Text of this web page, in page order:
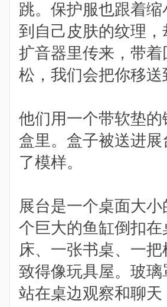
跳。保护服也跟着
到自己皮肤的纹理
扩音器里传来，带
松，我们会把你移送
他们用一个带软垫
盒里。盒子被送进
了模样。
展台是一个桌面大
个巨大的鱼缸倒扣
床、一张书桌、一
致得像玩具屋。玻
站在桌边观察和聊